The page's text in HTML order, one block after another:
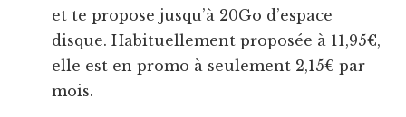
et te propose jusqu’à 20Go d’espace
disque. Habituellement proposée à 11,95€,
elle est en promo à seulement 2,15€ par
mois.